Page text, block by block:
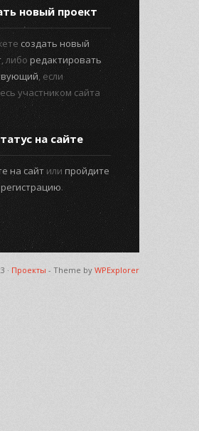
новый проект
создать новый
, либо редактировать
, если
участником сайта
на сайте
на сайт или пройдите
.
· Проекты - Theme by WPExplorer